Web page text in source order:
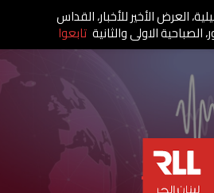
العرض الأخير للأخبار، القداس
الصباحية الاولى والثانية تابعوا